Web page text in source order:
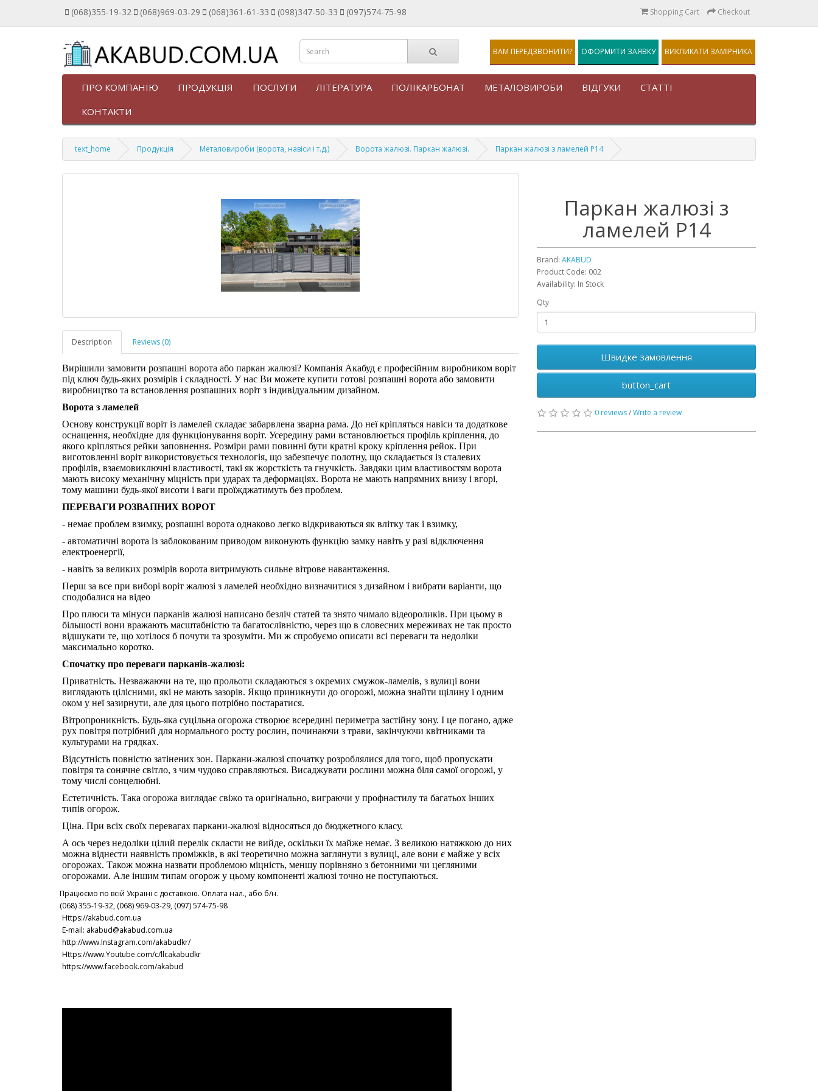
(068)355-19-32 (068)969-03-29 (068)361-61-33 (098)347-50-33 (097)574-75-98 Shopping Cart Checkout
ВАМ ПЕРЕДЗВОНИТИ? ОФОРМИТИ ЗАЯВКУ ВИКЛИКАТИ ЗАМІРНИКА
ПРО КОМПАНІЮ ПРОДУКЦІЯ ПОСЛУГИ ЛІТЕРАТУРА ПОЛІКАРБОНАТ МЕТАЛОВИРОБИ ВІДГУКИ
СТАТТІ
КОНТАКТИ
text_home Продукція Металовироби (ворота, навіси і т.д.) Ворота жалюзі. Паркан жалюзі. Паркан жалюзі з ламелей Р14
Description Reviews (0)
Вирішили замовити розпашні ворота або паркан жалюзі? Компанія Акабуд є професійним виробником воріт
під ключ будь-яких розмірів і складності. У нас Ви можете купити готові розпашні ворота або замовити
виробництво та встановлення розпашних воріт з індивідуальним дизайном.
Ворота з ламелей
Основу конструкції воріт із ламелей складає забарвлена зварна рама. До неї кріпляться навіси та додаткове
оснащення, необхідне для функціонування воріт. Усередину рами встановлюється профіль кріплення, до
якого кріпляться рейки заповнення. Розміри рами повинні бути кратні кроку кріплення рейок. При
виготовленні воріт використовується технологія, що забезпечує полотну, що складається із сталевих
профілів, взаємовиключні властивості, такі як жорсткість та гнучкість. Завдяки цим властивостям ворота
мають високу механічну міцність при ударах та деформаціях. Ворота не мають напрямних внизу і вгорі,
тому машини будь-якої висоти і ваги проїжджатимуть без проблем.
ПЕРЕВАГИ РОЗВАПНИХ ВОРОТ
- немає проблем взимку, розпашні ворота однаково легко відкриваються як влітку так і взимку,
- автоматичні ворота із заблокованим приводом виконують функцію замку навіть у разі відключення
електроенергії,
- навіть за великих розмірів ворота витримують сильне вітрове навантаження.
Перш за все при виборі воріт жалюзі з ламелей необхідно визначитися з дизайном і вибрати варіанти, що
сподобалися на відео
Про плюси та мінуси парканів жалюзі написано безліч статей та знято чимало відеороликів. При цьому в
більшості вони вражають масштабністю та багатослівністю, через що в словесних мереживах не так просто
відшукати те, що хотілося б почути та зрозуміти. Ми ж спробуємо описати всі переваги та недоліки
максимально коротко.
Спочатку про переваги парканів-жалюзі:
Приватність. Незважаючи на те, що прольоти складаються з окремих смужок-ламелів, з вулиці вони
виглядають цілісними, які не мають зазорів. Якщо приникнути до огорожі, можна знайти щілину і одним
оком у неї зазирнути, але для цього потрібно постаратися.
Вітропроникність. Будь-яка суцільна огорожа створює всередині периметра застійну зону. І це погано, адже
рух повітря потрібний для нормального росту рослин, починаючи з трави, закінчуючи квітниками та
культурами на грядках.
Відсутність повністю затінених зон. Паркани-жалюзі спочатку розроблялися для того, щоб пропускати
повітря та сонячне світло, з чим чудово справляються. Висаджувати рослини можна біля самої огорожі, у
тому числі сонцелюбні.
Естетичність. Така огорожа виглядає свіжо та оригінально, виграючи у профнастилу та багатьох інших
типів огорож.
Ціна. При всіх своїх перевагах паркани-жалюзі відносяться до бюджетного класу.
А ось через недоліки цілий перелік скласти не вийде, оскільки їх майже немає. З великою натяжкою до них
можна віднести наявність проміжків, в які теоретично можна заглянути з вулиці, але вони є майже у всіх
огорожах. Також можна назвати проблемою міцність, меншу порівняно з бетонними чи цегляними
огорожами. Але іншим типам огорож у цьому компоненті жалюзі точно не поступаються.
Працюємо по всій Україні с доставкою. Оплата нал., або б/н.
(068) 355-19-32, (068) 969-03-29, (097) 574-75-98
Https://akabud.com.ua
E-mail: akabud@akabud.com.ua
http://www.Instagram.com/akabudkr/
Https://www.Youtube.com/c/llcakabudkr
https://www.facebook.com/akabud
Паркан жалюзі з
ламелей Р14
Brand: AKABUD
Product Code: 002
Availability: In Stock
Qty
Швидке замовлення
button_cart
0 reviews/Write a review